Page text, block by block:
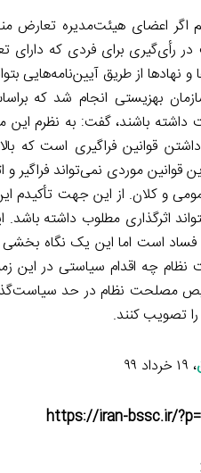
اگر اعضای هیئت‌مدیره تعارض
در رأی‌گیری برای فردی که
و نهادها از طریق آیین‌نامه‌هایی
بهزیستی انجام شد که
داشته باشند، گفت: به نظرم
قوانین فراگیری است که
قوانین موردی نمی‌تواند
و کلان. از این جهت تأکیدم
اثرگذاری مطلوب داشته
فساد است اما این یک نگاه بخشی
چه اقدام سیاستی در این
مصلحت نظام در حد
تصویب کنند.
، ۱۹ خرداد ۹۹